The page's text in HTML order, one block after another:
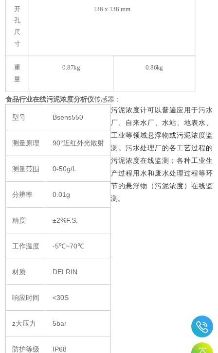
开
孔
尺
寸
138 x 138 mm
重
量
0.87kg 0.86kg
食品行业在线污泥浓度分析仪传感器：
型号 Bsens550
测量原理 90°近红外光散射
测量范围 0-50g/L
分辨率 0.01g
精度 ±2%F.S.
工作温度 -5℃~70℃
材质 DELRIN
响应时间 <30S
z大压力 5bar
防护等级 IP68
污泥浓度计可以普遍应用于污水
厂、自来水厂、水站、地表水、
工业等领域悬浮物或污泥浓度监
测。污水处理厂的各工艺过程的
污泥浓度在线监测；各种工业生
产过程用水和废水处理过程等环
节的悬浮物（污泥浓度）在线监
测。